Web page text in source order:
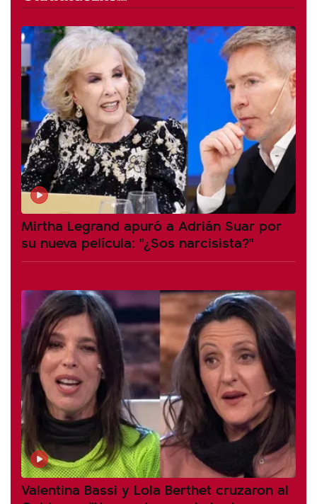
Mirtha Legrand apuró a Adrián Suar por
su nueva película: "¿Sos narcisista?"
Valentina Bassi y Lola Berthet cruzaron al